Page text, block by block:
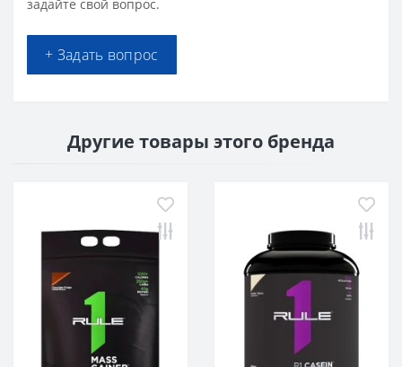
задайте свой вопрос.
+ Задать вопрос
Другие товары этого бренда